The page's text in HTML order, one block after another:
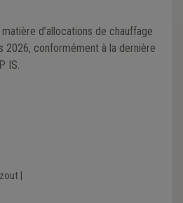
d’allocations de chauffage
2026, conformément à la dernière
IS.
|